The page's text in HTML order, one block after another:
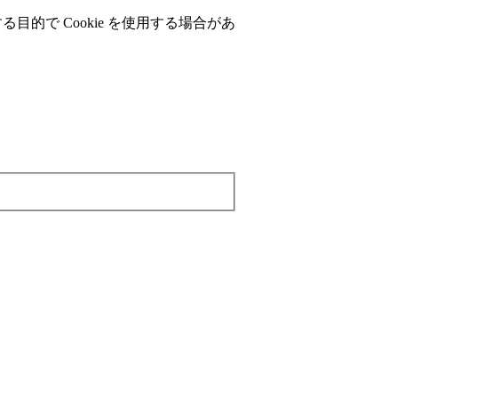
⽬的で Cookie を使⽤する場合があ